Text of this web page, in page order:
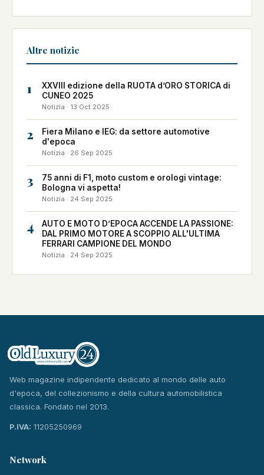
Altre notizie
1
XXVIII edizione della RUOTA d’ORO STORICA di
CUNEO 2025
Notizia · 13 Oct 2025
2
Fiera Milano e IEG: da settore automotive
d'epoca
Notizia · 26 Sep 2025
3
75 anni di F1, moto custom e orologi vintage:
Bologna vi aspetta!
Notizia · 24 Sep 2025
4
AUTO E MOTO D’EPOCA ACCENDE LA PASSIONE:
DAL PRIMO MOTORE A SCOPPIO ALL'ULTIMA
FERRARI CAMPIONE DEL MONDO
Notizia · 24 Sep 2025
Web magazine indipendente dedicato al mondo delle auto
d'epoca, del collezionismo e della cultura automobilistica
classica. Fondato nel 2013.
P.IVA: 11205250969
Network